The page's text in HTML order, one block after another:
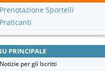
Prenotazione Sportelli
Praticanti
PRINCIPALE
Notizie per gli Iscritti